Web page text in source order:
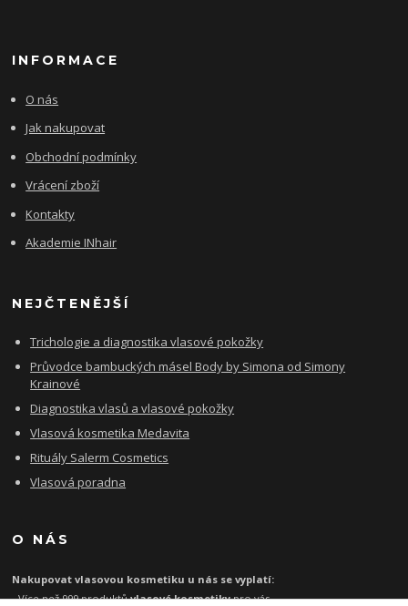
INFORMACE
O nás
Jak nakupovat
Obchodní podmínky
Vrácení zboží
Kontakty
Akademie INhair
NEJČTENĚJŠÍ
Trichologie a diagnostika vlasové pokožky
Průvodce bambuckých másel Body by Simona od Simony
Krainové
Diagnostika vlasů a vlasové pokožky
Vlasová kosmetika Medavita
Rituály Salerm Cosmetics
Vlasová poradna
O NÁS
Nakupovat vlasovou kosmetiku u nás se vyplatí:
- Více než 999 produktůvlasové kosmetikypro vás